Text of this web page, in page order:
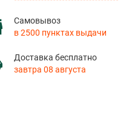
Самовывоз
в 2500 пунктах выдачи
Доставка бесплатно
завтра 08 августа